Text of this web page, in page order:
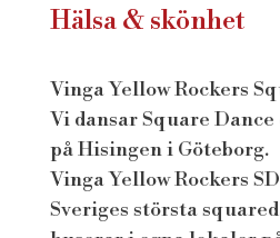
Hälsa & skönhet
Vinga Yellow Rockers
Vi dansar Square
på Hisingen i Göteborg.
Vinga Yellow Rockers
Sveriges största